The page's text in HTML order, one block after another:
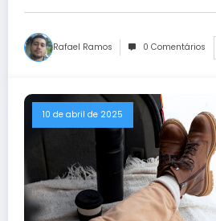
Rafael Ramos 0 Comentários
10 de abril de 2025